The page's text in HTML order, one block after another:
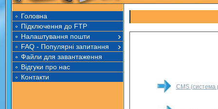
Головна
Підключення до FTP
Налаштування пошти
FAQ - Популярні запитання
Файли для завантаження
Відгуки про нас
Контакти
CMS(система